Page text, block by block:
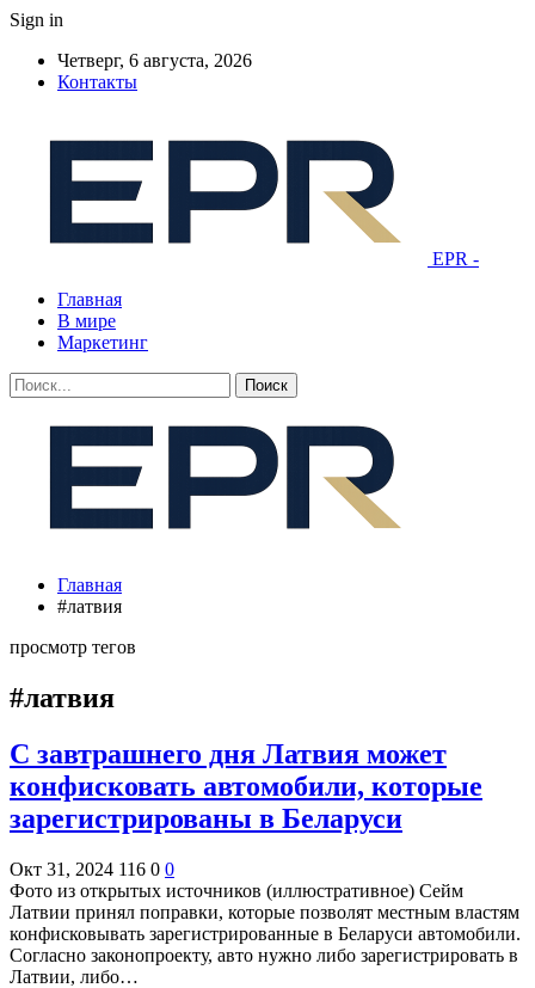
Sign in
Четверг, 6 августа, 2026
Контакты
EPR -
Главная
В мире
Маркетинг
Главная
#латвия
просмотр тегов
#латвия
С завтрашнего дня Латвия может
конфисковать автомобили, которые
зарегистрированы в Беларуси
Окт 31, 2024 116 0 0
Фото из открытых источников (иллюстративное) Сейм
Латвии принял поправки, которые позволят местным властям
конфисковывать зарегистрированные в Беларуси автомобили.
Согласно законопроекту, авто нужно либо зарегистрировать в
Латвии, либо…